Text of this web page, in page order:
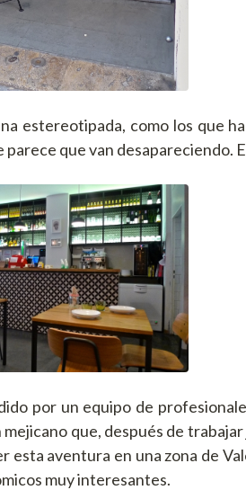
estereotipada, como los que
que van desapareciendo.
por un equipo de
que, después de
esta aventura en una zona de
muy interesantes.